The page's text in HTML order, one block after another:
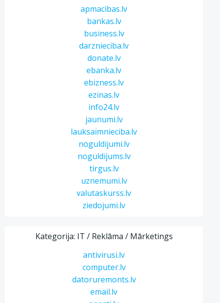
apmacibas.lv
bankas.lv
business.lv
darznieciba.lv
donate.lv
ebanka.lv
ebizness.lv
ezinas.lv
info24.lv
jaunumi.lv
lauksaimnieciba.lv
noguldijumi.lv
noguldijums.lv
tirgus.lv
uznemumi.lv
valutaskurss.lv
ziedojumi.lv
Kategorija: IT / Reklāma / Mārketings
antivirusi.lv
computer.lv
datoruremonts.lv
email.lv